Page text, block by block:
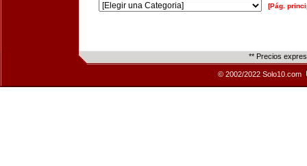
[Pág.
** Precios
© 2002/2022 Solo10.com